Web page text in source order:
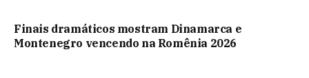
Finais dramáticos mostram Dinamarca e
Montenegro vencendo na Romênia 2026